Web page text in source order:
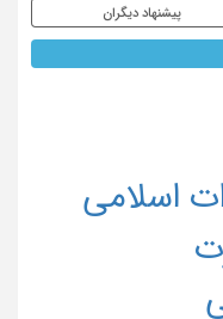
پیشنهاد دیگران
اسلامی